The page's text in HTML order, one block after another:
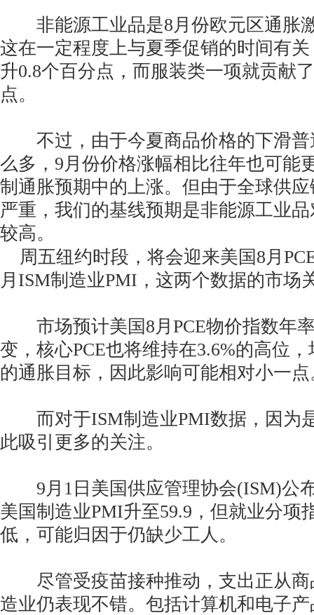
非能源工业品是8月份欧元区通胀
这在一定程度上与夏季促销的时间有
升0.8个百分点，而服装类一项就贡献
点。
不过，由于今夏商品价格的下滑普
么多，9月份价格涨幅相比往年也可能
制通胀预期中的上涨。但由于全球供
严重，我们的基线预期是非能源工业
较高。
周五纽约时段，将会迎来美国8月
月ISM制造业PMI，这两个数据的市场
市场预计美国8月PCE物价指数年
变，核心PCE也将维持在3.6%的高位
的通胀目标，因此影响可能相对小一点
而对于ISM制造业PMI数据，因为
此吸引更多的关注。
9月1日美国供应管理协会(ISM)公
美国制造业PMI升至59.9，但就业分项
低，可能归因于仍缺少工人。
尽管受疫苗接种推动，支出正从商
造业仍表现不错。包括计算机和电子